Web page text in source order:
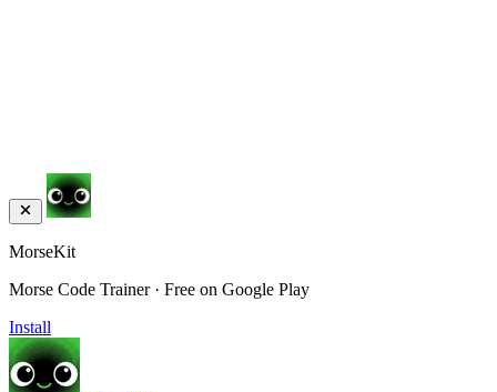
MorseKit
Morse Code Trainer · Free on Google Play
Install